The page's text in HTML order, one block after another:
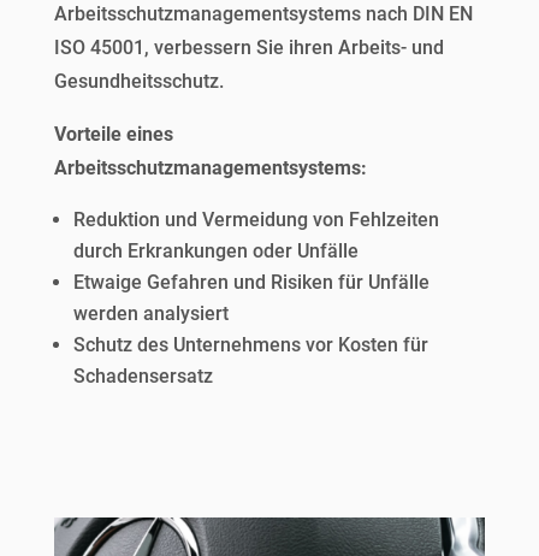
Arbeitsschutzmanagementsystems nach DIN EN
ISO 45001, verbessern Sie ihren Arbeits- und
Gesundheitsschutz.
Vorteile eines
Arbeitsschutzmanagementsystems:
Reduktion und Vermeidung von Fehlzeiten
durch Erkrankungen oder Unfälle
Etwaige Gefahren und Risiken für Unfälle
werden analysiert
Schutz des Unternehmens vor Kosten für
Schadensersatz